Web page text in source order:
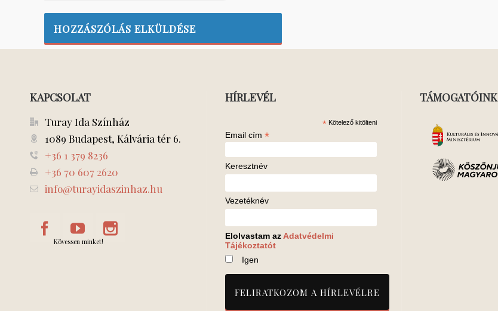
KAPCSOLAT
Turay Ida Színház
1089 Budapest, Kálvária tér 6.
+36 1 379 8236
+36 70 607 2620
info@turayidaszinhaz.hu
Kövessen minket!
HÍRLEVÉL
* Kötelező kitölteni
Email cím *
Keresztnév
Vezetéknév
Elolvastam az Adatvédelmi
Tájékoztatót
Igen
TÁMOGATÓINK